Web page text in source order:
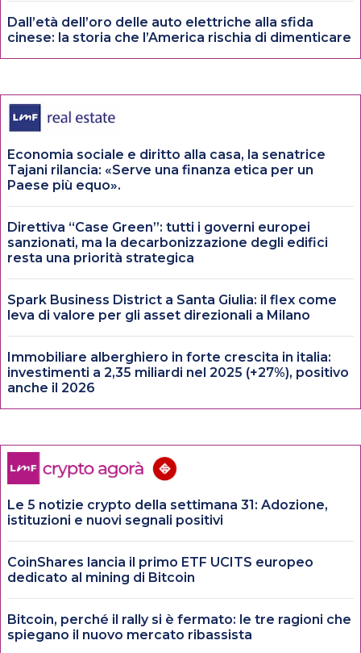
Dall’età dell’oro delle auto elettriche alla sfida
cinese: la storia che l’America rischia di dimenticare
Economia sociale e diritto alla casa, la senatrice
Tajani rilancia: «Serve una finanza etica per un
Paese più equo».
Direttiva “Case Green”: tutti i governi europei
sanzionati, ma la decarbonizzazione degli edifici
resta una priorità strategica
Spark Business District a Santa Giulia: il flex come
leva di valore per gli asset direzionali a Milano
Immobiliare alberghiero in forte crescita in italia:
investimenti a 2,35 miliardi nel 2025 (+27%), positivo
anche il 2026
Le 5 notizie crypto della settimana 31: Adozione,
istituzioni e nuovi segnali positivi
CoinShares lancia il primo ETF UCITS europeo
dedicato al mining di Bitcoin
Bitcoin, perché il rally si è fermato: le tre ragioni che
spiegano il nuovo mercato ribassista